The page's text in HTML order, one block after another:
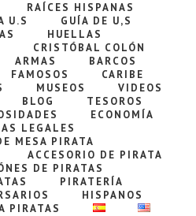
RAÍCES HISPANAS
U.S
GUÍA DE U,S
HUELLAS
CRISTÓBAL COLÓN
ARMAS
BARCOS
FAMOSOS
CARIBE
MUSEOS
VIDEOS
BLOG
TESOROS
ECONOMÍA
LEGALES
MESA PIRATA
ACCESORIO DE PIRATA
DE PIRATAS
PIRATERÍA
HISPANOS
PIRATAS